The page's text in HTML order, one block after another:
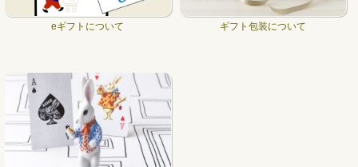
eギフトについて ギフト包装について